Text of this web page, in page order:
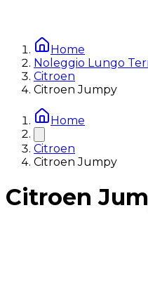
Home
Noleggio Lungo
Citroen
Citroen Jumpy
Home
Citroen
Citroen Jumpy
Citroen